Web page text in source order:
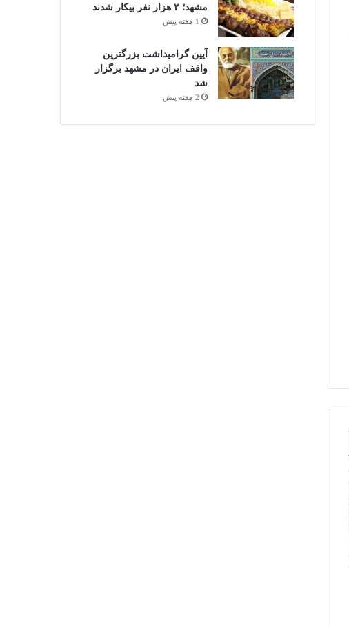
مشهد؛ ۲ هزار نفر بیکار شدند
1 هفته پیش
آیین گرامیداشت بزرگترین
واقف ایران در مشهد برگزار
شد
2 هفته پیش